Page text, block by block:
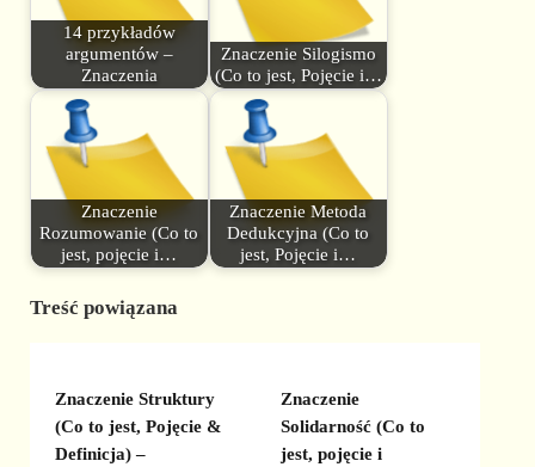
14 przykładów
argumentów –
Znaczenia
Znaczenie Silogismo
(Co to jest, Pojęcie i…
Znaczenie
Rozumowanie (Co to
jest, pojęcie i…
Znaczenie Metoda
Dedukcyjna (Co to
jest, Pojęcie i…
Treść powiązana
Znaczenie Struktury
(Co to jest, Pojęcie &
Definicja) –
Znaczenie
Solidarność (Co to
jest, pojęcie i